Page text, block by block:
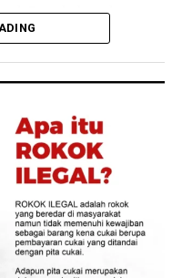
Bangkok pada
tidak sia-sia dia
Bayu mengikuti
(Pelatnas) di Solo,
tiga nomor
di tiga nomor tersisa
medali untuk